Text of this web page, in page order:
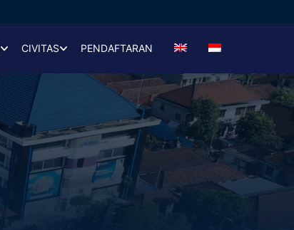
CIVITAS PENDAFTARAN